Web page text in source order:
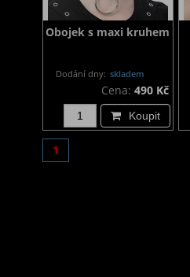
Obojek s maxi kruhem
Dodání dny: skladem
Cena: 490 Kč
Koupit
1